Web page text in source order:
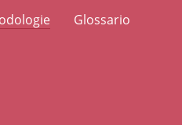
Glossario